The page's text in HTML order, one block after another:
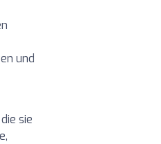
und
sie